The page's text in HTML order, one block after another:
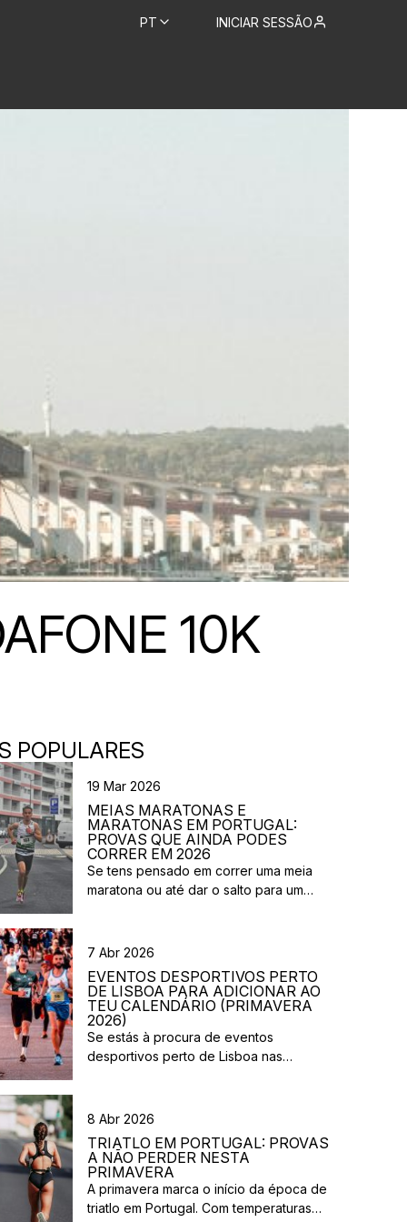
PT INICIAR SESSÃO
10K
POPULARES
19 Mar 2026
MEIAS MARATONAS E
MARATONAS EM PORTUGAL:
PROVAS QUE AINDA PODES
CORRER EM 2026
Se tens pensado em correr uma meia
maratona ou até dar o salto para um
Entre a primavera e o verão, o
vida. Há eventos por todo o país,
diferentes formatos e experiências para
todos os […]
7 Abr 2026
EVENTOS DESPORTIVOS PERTO
DE LISBOA PARA ADICIONAR AO
TEU CALENDÁRIO (PRIMAVERA
2026)
Se estás à procura de eventos
desportivos perto de Lisboa nas
vão acontecer na região durante esta
provas urbanas e eventos de trail,
existem opções para diferentes níveis e
objetivos. Aqui ficam algumas sugestões
de eventos desportivos perto de Lisboa
8 Abr 2026
TRIATLO EM PORTUGAL: PROVAS
A NÃO PERDER NESTA
PRIMAVERA
A primavera marca o início da época de
triatlo em Portugal. Com temperaturas